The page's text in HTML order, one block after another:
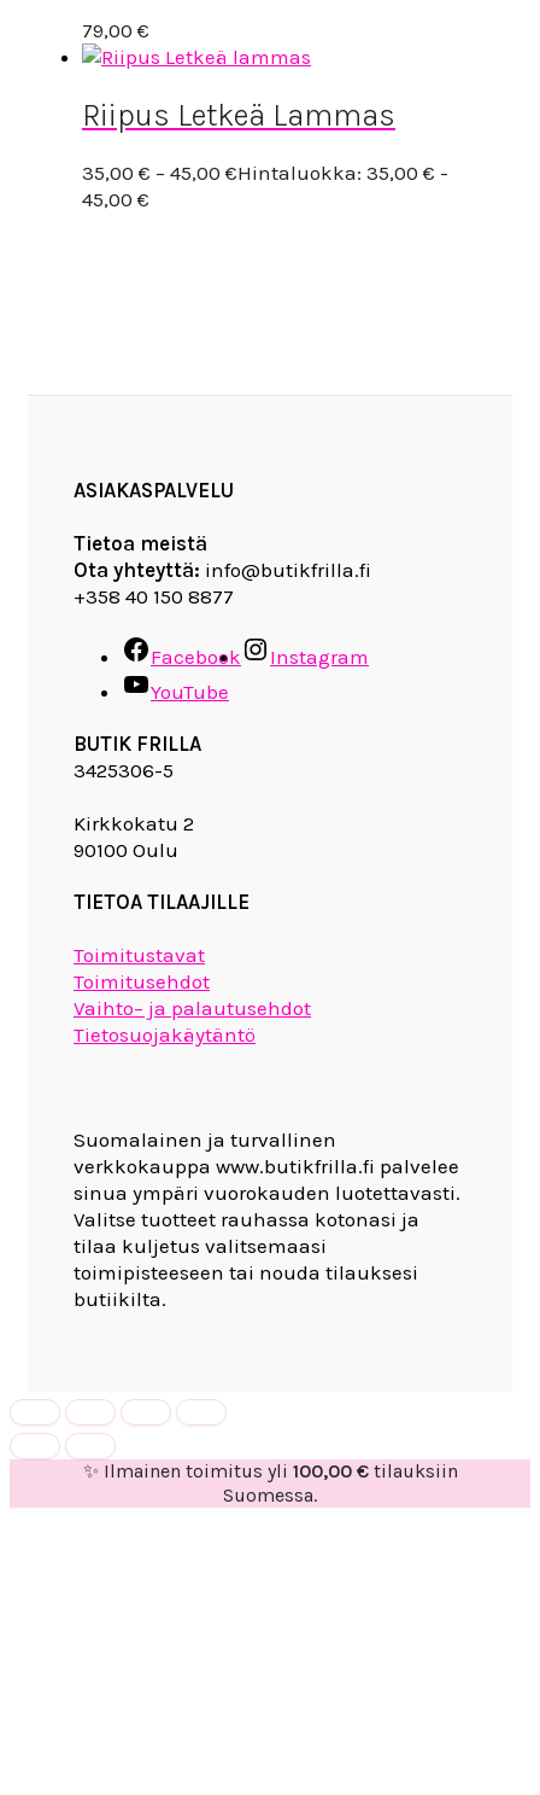
79,00 €
Riipus Letkeä Lammas
35,00 € – 45,00 €Hintaluokka: 35,00 € -
45,00 €
ASIAKASPALVELU
Tietoa meistä
Ota yhteyttä: info@butikfrilla.fi
+358 40 150 8877
Facebook
Instagram
YouTube
BUTIK FRILLA
3425306-5
Kirkkokatu 2
90100 Oulu
TIETOA TILAAJILLE
Toimitustavat
Toimitusehdot
Vaihto– ja palautusehdot
Tietosuojakäytäntö
Suomalainen ja turvallinen
verkkokauppa www.butikfrilla.fi palvelee
sinua ympäri vuorokauden luotettavasti.
Valitse tuotteet rauhassa kotonasi ja
tilaa kuljetus valitsemaasi
toimipisteeseen tai nouda tilauksesi
butiikilta.
✨ Ilmainen toimitus yli 100,00 €tilauksiin
Suomessa.